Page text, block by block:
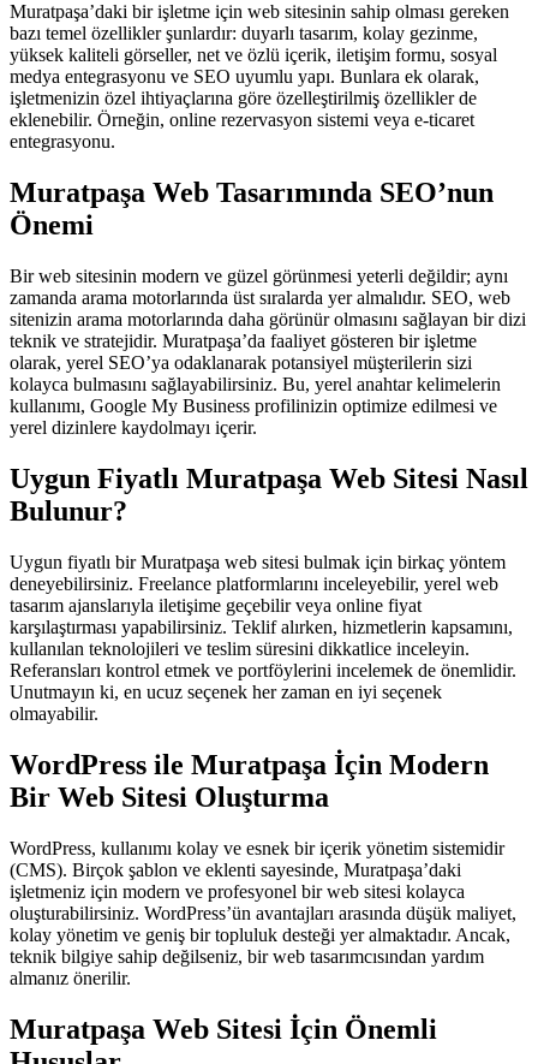
Muratpaşa’daki bir işletme için web sitesinin sahip olması gereken
bazı temel özellikler şunlardır: duyarlı tasarım, kolay gezinme,
yüksek kaliteli görseller, net ve özlü içerik, iletişim formu, sosyal
medya entegrasyonu ve SEO uyumlu yapı. Bunlara ek olarak,
işletmenizin özel ihtiyaçlarına göre özelleştirilmiş özellikler de
eklenebilir. Örneğin, online rezervasyon sistemi veya e-ticaret
entegrasyonu.
Muratpaşa Web Tasarımında SEO’nun
Önemi
Bir web sitesinin modern ve güzel görünmesi yeterli değildir; aynı
zamanda arama motorlarında üst sıralarda yer almalıdır. SEO, web
sitenizin arama motorlarında daha görünür olmasını sağlayan bir dizi
teknik ve stratejidir. Muratpaşa’da faaliyet gösteren bir işletme
olarak, yerel SEO’ya odaklanarak potansiyel müşterilerin sizi
kolayca bulmasını sağlayabilirsiniz. Bu, yerel anahtar kelimelerin
kullanımı, Google My Business profilinizin optimize edilmesi ve
yerel dizinlere kaydolmayı içerir.
Uygun Fiyatlı Muratpaşa Web Sitesi Nasıl
Bulunur?
Uygun fiyatlı bir Muratpaşa web sitesi bulmak için birkaç yöntem
deneyebilirsiniz. Freelance platformlarını inceleyebilir, yerel web
tasarım ajanslarıyla iletişime geçebilir veya online fiyat
karşılaştırması yapabilirsiniz. Teklif alırken, hizmetlerin kapsamını,
kullanılan teknolojileri ve teslim süresini dikkatlice inceleyin.
Referansları kontrol etmek ve portföylerini incelemek de önemlidir.
Unutmayın ki, en ucuz seçenek her zaman en iyi seçenek
olmayabilir.
WordPress ile Muratpaşa İçin Modern
Bir Web Sitesi Oluşturma
WordPress, kullanımı kolay ve esnek bir içerik yönetim sistemidir
(CMS). Birçok şablon ve eklenti sayesinde, Muratpaşa’daki
işletmeniz için modern ve profesyonel bir web sitesi kolayca
oluşturabilirsiniz. WordPress’ün avantajları arasında düşük maliyet,
kolay yönetim ve geniş bir topluluk desteği yer almaktadır. Ancak,
teknik bilgiye sahip değilseniz, bir web tasarımcısından yardım
almanız önerilir.
Muratpaşa Web Sitesi İçin Önemli